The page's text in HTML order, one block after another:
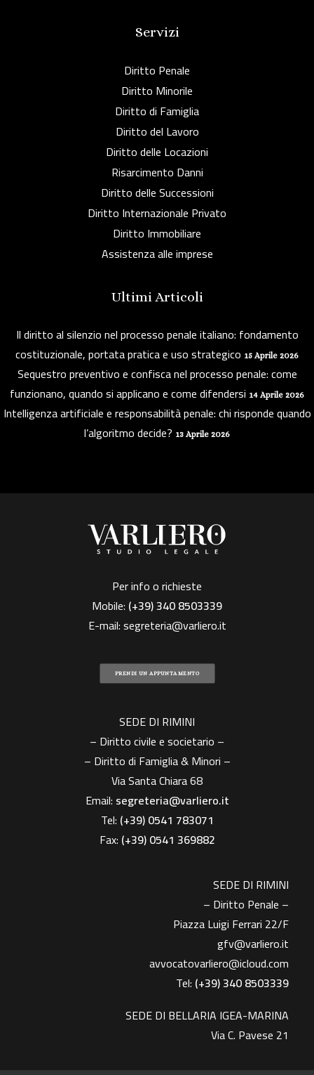
Servizi
Diritto Penale
Diritto Minorile
Diritto di Famiglia
Diritto del Lavoro
Diritto delle Locazioni
Risarcimento Danni
Diritto delle Successioni
Diritto Internazionale Privato
Diritto Immobiliare
Assistenza alle imprese
Ultimi Articoli
Il diritto al silenzio nel processo penale italiano: fondamento
costituzionale, portata pratica e uso strategico 15 Aprile 2026
Sequestro preventivo e confisca nel processo penale: come
funzionano, quando si applicano e come difendersi 14 Aprile 2026
Intelligenza artificiale e responsabilità penale: chi risponde quando
l’algoritmo decide? 13 Aprile 2026
Per info o richieste
Mobile: (+39)340 8503339
E-mail:segreteria@varliero.it
PRENDI UN APPUNTAMENTO
SEDE DI RIMINI
– Diritto civile e societario –
– Diritto di Famiglia & Minori –
Via Santa Chiara 68
Email: segreteria@varliero.it
Tel: (+39) 0541 783071
Fax: (+39)0541 369882
SEDE DI RIMINI
– Diritto Penale –
Piazza Luigi Ferrari 22/F
gfv@varliero.it
avvocatovarliero@icloud.com
Tel: (+39) 340 8503339
SEDE DI BELLARIA IGEA-MARINA
Via C. Pavese 21